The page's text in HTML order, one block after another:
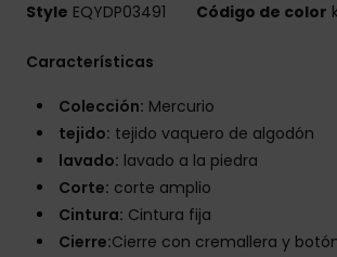
Style EQYDP03491 Código de color
Características
Colección: Mercurio
tejido: tejido vaquero de algodón
lavado: lavado a la piedra
Corte: corte amplio
Cintura: Cintura fija
Cierre:Cierre con cremallera y